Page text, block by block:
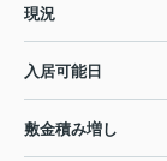
現況
入居可能日
敷金積み増し